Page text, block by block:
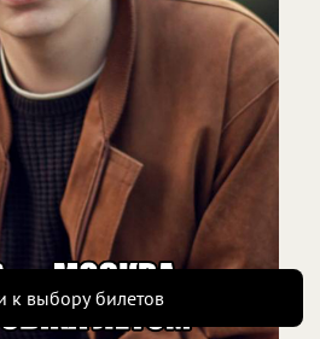
к выбору билетов
«Далее», вы соглашаетесь с
промокод?